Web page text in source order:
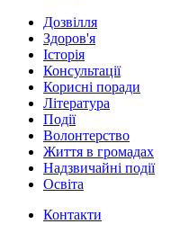
Дозвілля
Здоров'я
Історія
Консультації
Корисні поради
Література
Події
Волонтерство
Життя в громадах
Надзвичайні події
Освіта
Контакти